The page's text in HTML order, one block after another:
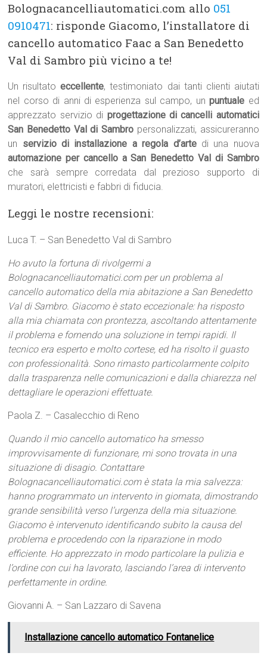
Bolognacancelliautomatici.com allo 051
0910471: risponde Giacomo, l’installatore di
cancello automatico Faac a San Benedetto
Val di Sambro più vicino a te!
Un risultatoeccellente, testimoniato dai tanti clienti aiutati
nel corso di anni di esperienza sul campo, unpuntuale ed
apprezzato servizio di progettazione di cancelli automatici
San Benedetto Val di Sambro personalizzati, assicureranno
un servizio di installazione a regola d’artedi una nuova
automazione per cancello a San Benedetto Val di Sambro
che sarà sempre corredata dal prezioso supporto di
muratori, elettricisti e fabbri di fiducia.
Leggi le nostre recensioni:
Luca T. – San Benedetto Val di Sambro
Ho avuto la fortuna di rivolgermi a
Bolognacancelliautomatici.com per un problema al
cancello automatico della mia abitazione a San Benedetto
Val di Sambro. Giacomo è stato eccezionale: ha risposto
alla mia chiamata con prontezza, ascoltando attentamente
il problema e fornendo una soluzione in tempi rapidi. Il
tecnico era esperto e molto cortese, ed ha risolto il guasto
con professionalità. Sono rimasto particolarmente colpito
dalla trasparenza nelle comunicazioni e dalla chiarezza nel
dettagliare le operazioni effettuate.
Paola Z. – Casalecchio di Reno
Quando il mio cancello automatico ha smesso
improvvisamente di funzionare, mi sono trovata in una
situazione di disagio. Contattare
Bolognacancelliautomatici.com è stata la mia salvezza:
hanno programmato un intervento in giornata, dimostrando
grande sensibilità verso l’urgenza della mia situazione.
Giacomo è intervenuto identificando subito la causa del
problema e procedendo con la riparazione in modo
efficiente. Ho apprezzato in modo particolare la pulizia e
l’ordine con cui ha lavorato, lasciando l’area di intervento
perfettamente in ordine.
Giovanni A. – San Lazzaro di Savena
Installazione cancello automatico Fontanelice